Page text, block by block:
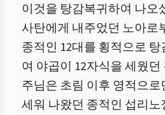
이것을 탕감복귀하여 나오
사탄에게 내주었던 노아로
종적인 12대를 횡적으로
여 야곱이 12자식을 세웠던
주님은 초림 이후 영적으로
세워 나왔던 종적인 섭리노